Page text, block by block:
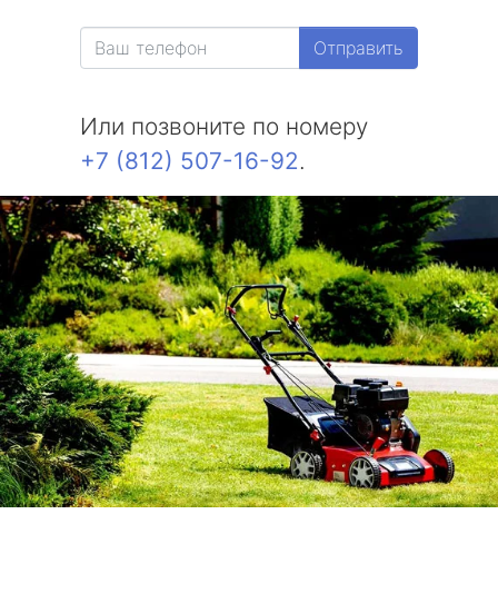
Отправить
Или позвоните по номеру
+7 (812) 507-16-92.